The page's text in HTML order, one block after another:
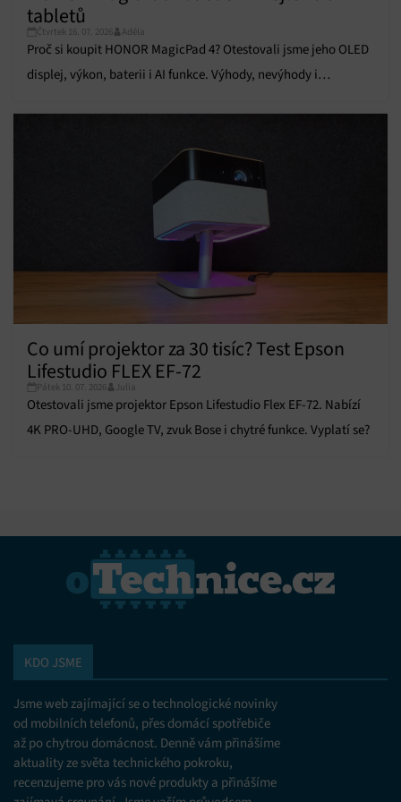
údajů, Propojení různých zařízení, Identifikace
zařízení na základě automaticky přenášených
informací.
Zajištění bezpečnosti, předcházení a zjišťování
zobrazování reklamy a obsahu, Ukládání a sdělování
tabletů
Čtvrtek 16. 07. 2026 Adéla
Proč si koupit HONOR MagicPad 4? Otestovali jsme jeho OLED
displej, výkon, baterii i AI funkce. Výhody, nevýhody i
Co umí projektor za 30 tisíc? Test Epson
Lifestudio FLEX EF-72
Pátek 10. 07. 2026 Julia
Otestovali jsme projektor Epson Lifestudio Flex EF-72. Nabízí
4K PRO-UHD, Google TV, zvuk Bose i chytré funkce. Vyplatí se?
KDO JSME
Jsme web zajímající se o technologické novinky
od mobilních telefonů, přes domácí spotřebiče
až po chytrou domácnost. Denně vám přinášíme
aktuality ze světa technického pokroku,
recenzujeme pro vás nové produkty a přinášíme